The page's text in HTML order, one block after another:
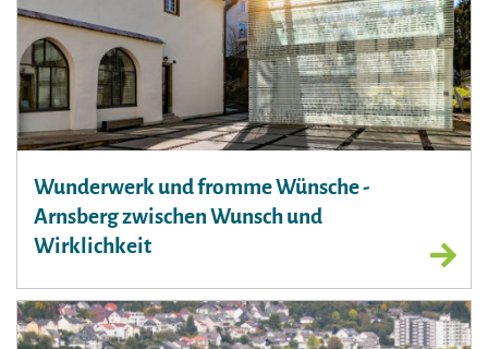
Wunderwerk und fromme Wünsche -
Arnsberg zwischen Wunsch und
Wirklichkeit